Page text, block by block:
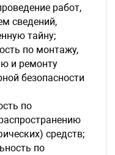
работ,
сведений,
тайну;
по монтажу,
и ремонту
безопасности
по
средств;
по